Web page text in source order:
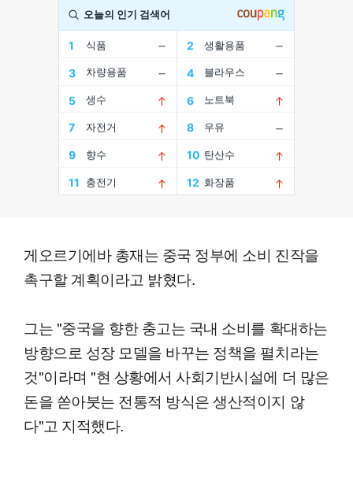
게오르기에바 총재는 중국 정부에 소비 진작을
촉구할 계획이라고 밝혔다.
그는 "중국을 향한 충고는 국내 소비를 확대하는
방향으로 성장 모델을 바꾸는 정책을 펼치라는
것"이라며 "현 상황에서 사회기반시설에 더 많은
돈을 쏟아붓는 전통적 방식은 생산적이지 않
다"고 지적했다.